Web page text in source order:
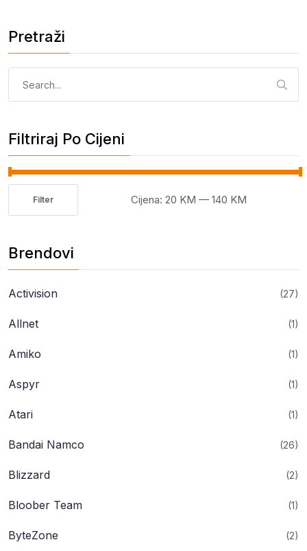
Pretraži
Filtriraj Po Cijeni
Filter Cijena: 20 KM — 140 KM
Brendovi
Activision (27)
Allnet (1)
Amiko (1)
Aspyr (1)
Atari (1)
Bandai Namco (26)
Blizzard (2)
Bloober Team (1)
ByteZone (2)